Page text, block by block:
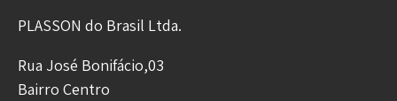
PLASSON do Brasil Ltda.
Rua José Bonifácio,03
Bairro Centro